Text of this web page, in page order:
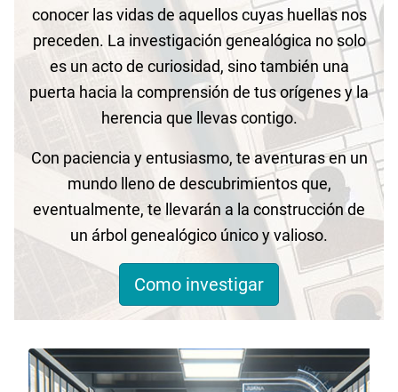
conocer las vidas de aquellos cuyas huellas nos
preceden. La investigación genealógica no solo
es un acto de curiosidad, sino también una
puerta hacia la comprensión de tus orígenes y la
herencia que llevas contigo.
Con paciencia y entusiasmo, te aventuras en un
mundo lleno de descubrimientos que,
eventualmente, te llevarán a la construcción de
un árbol genealógico único y valioso.
Como investigar